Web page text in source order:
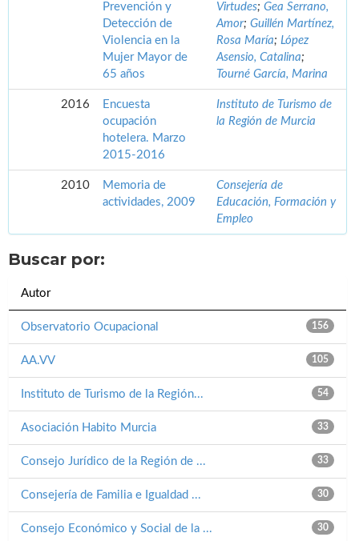
Prevención y
Detección de
Violencia en la
Mujer Mayor de
65 años
Virtudes; Gea Serrano,
Amor; Guillén Martínez,
Rosa María; López
Asensio, Catalina;
Tourné García, Marina
2016
Encuesta
ocupación
hotelera. Marzo
2015-2016
Instituto de Turismo de
la Región de Murcia
2010
Memoria de
actividades, 2009
Consejería de
Educación, Formación y
Empleo
Buscar por:
Autor
156
Observatorio Ocupacional
105
AA.VV
54
Instituto de Turismo de la Región...
33
Asociación Habito Murcia
33
Consejo Jurídico de la Región de ...
30
Consejería de Familia e Igualdad ...
30
Consejo Económico y Social de la ...